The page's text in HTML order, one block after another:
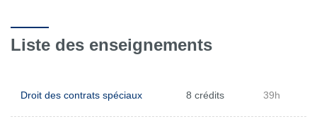
Liste des enseignements
Droit des contrats spéciaux 8 crédits 39h